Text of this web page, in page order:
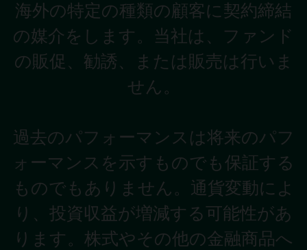
海外の特定の種類の顧客に契約締結
の媒介をします。当社は、ファンド
の販促、勧誘、または販売は行いま
せん。
過去のパフォーマンスは将来のパフ
ォーマンスを示すものでも保証する
ものでもありません。通貨変動によ
り、投資収益が増減する可能性があ
ります。株式やその他の金融商品へ